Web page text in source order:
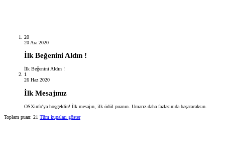
20
20 Ara 2020
İlk Beğenini Aldın !
İlk Beğenini Aldın !
1
26 Haz 2020
İlk Mesajınız
OSXinfo'ya hoşgeldin! İlk mesajın, ilk ödül puanın. Umarız daha fazlasınıda başaracaksın.
Toplam puan: 21 Tüm kupaları göster